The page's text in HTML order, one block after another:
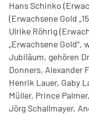
Hans Schinko
(Erwachsene Gold
Ulrike Röhrig
„Erwachsene
Jubiläum, gehören
Donners, Alexander
Henrik Lauer, Gaby
Müller, Prince
Jörg Schallmayer,